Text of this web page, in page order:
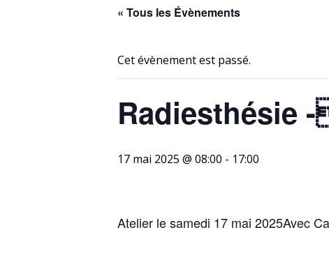
« Tous les Évènements
Cet évènement est passé.
Radiesthésie
17 mai 2025 @ 08:00 - 17:00
Atelier le samedi 17 mai 2025Avec